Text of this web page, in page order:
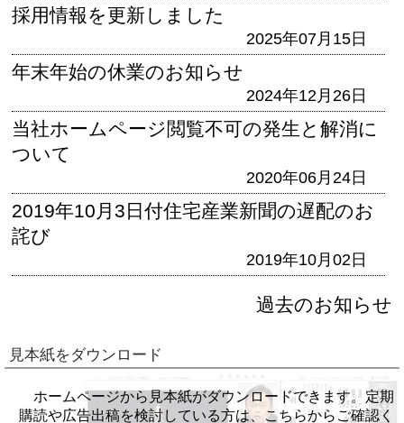
採用情報を更新しました
2025年07月15日
年末年始の休業のお知らせ
2024年12月26日
当社ホームページ閲覧不可の発生と解消に
ついて
2020年06月24日
2019年10月3日付住宅産業新聞の遅配のお
詫び
2019年10月02日
過去のお知らせ
見本紙をダウンロード
ホームページから見本紙がダウンロードできます。定期
購読や広告出稿を検討している方は、こちらからご確認く